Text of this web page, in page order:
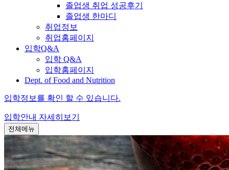
졸업생 취업 성공후기
졸업생 한마디
취업정보
취업홈페이지
입학Q&A
입학 Q&A
입학홈페이지
Dept. of Food and Nutrition
입학정보를 확인 할 수 있습니다.
입학안내 자세히보기
전체메뉴